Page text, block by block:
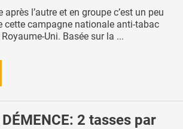
après l’autre et en groupe c’est un peu
cette campagne nationale anti-tabac
Uni. Basée sur la ...
2 tasses par